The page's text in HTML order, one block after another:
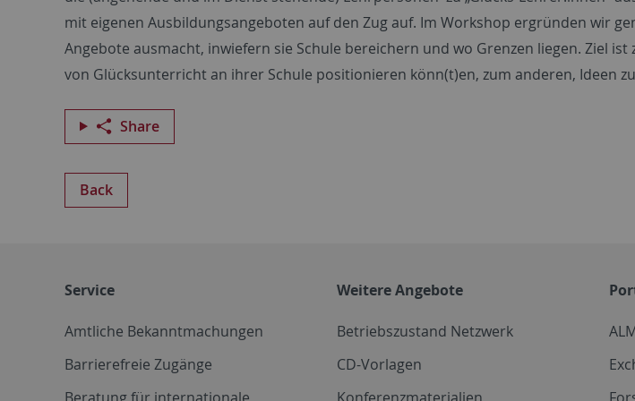
mit eigenen Ausbildungsangeboten auf den Zug auf. Im Workshop ergründen wir
Angebote ausmacht, inwiefern sie Schule bereichern und wo Grenzen liegen. Ziel
von Glücksunterricht an ihrer Schule positionieren könn(t)en, zum anderen, Ideen
Share
Back
Service
Amtliche Bekanntmachungen
Barrierefreie Zugänge
Beratung für internationale
Weitere Angebote
Betriebszustand Netzwerk
CD-Vorlagen
Konferenzmaterialien